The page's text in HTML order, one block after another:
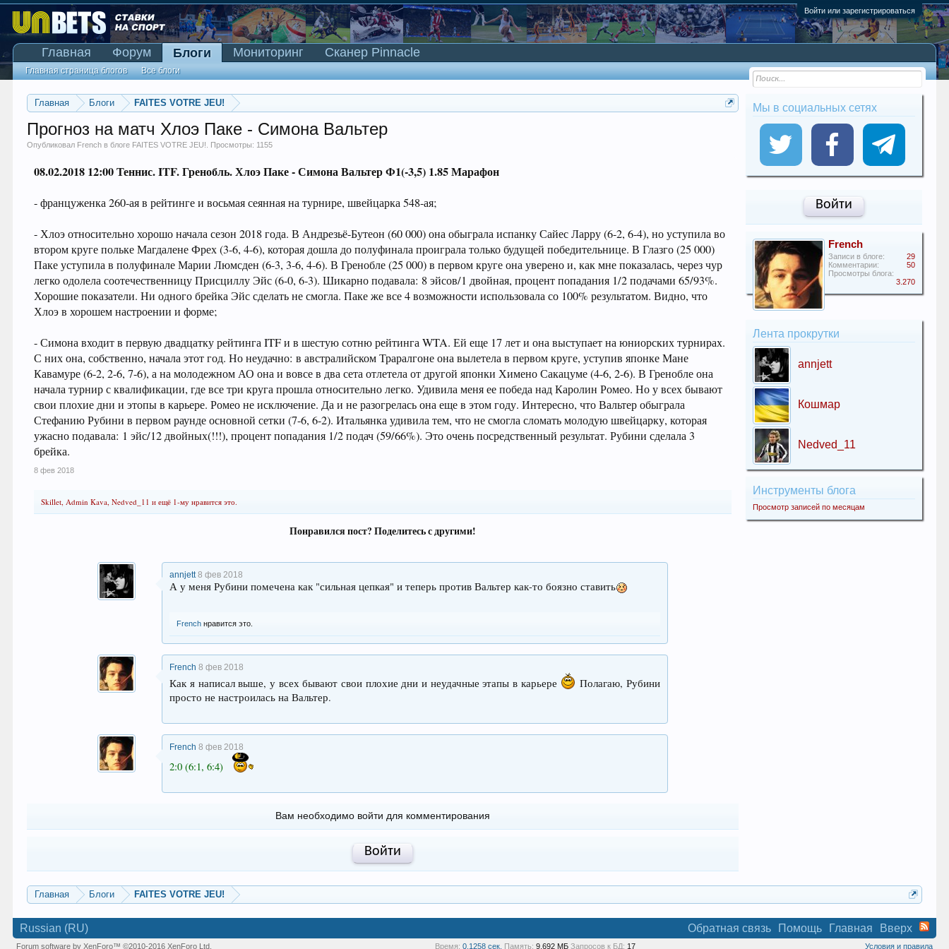
Войти или зарегистрироваться
Главная Блоги FAITES VOTRE JEU!
Прогноз на матч Хлоэ Паке - Симона Вальтер
Опубликовал French в блоге FAITES VOTRE JEU! . Просмотры: 1155
08.02.2018 12:00 Теннис. ITF. Гренобль. Хлоэ Паке - Симона Вальтер Ф1(-3,5) 1.85 Марафон
- француженка 260-ая в рейтинге и восьмая сеянная на турнире, швейцарка 548-ая;
- Хлоэ относительно хорошо начала сезон 2018 года. В Андрезьё-Бутеон (60 000) она обыграла испанку Сайес Ларру (6-2, 6-4), но уступила во
втором круге польке Магдалене Фрех (3-6, 4-6), которая дошла до полуфинала проиграла только будущей победительнице. В Глазго (25 000)
Паке уступила в полуфинале Марии Люмсден (6-3, 3-6, 4-6). В Гренобле (25 000) в первом круге она уверено и, как мне показалась, через чур
легко одолела соотечественницу Присциллу Эйс (6-0, 6-3). Шикарно подавала: 8 эйсов/1 двойная, процент попадания 1/2 подачами 65/93%.
Хорошие показатели. Ни одного брейка Эйс сделать не смогла. Паке же все 4 возможности использовала со 100% результатом. Видно, что
Хлоэ в хорошем настроении и форме;
- Симона входит в первую двадцатку рейтинга ITF и в шестую сотню рейтинга WTA. Ей еще 17 лет и она выступает на юниорских турнирах.
С них она, собственно, начала этот год. Но неудачно: в австралийском Траралгоне она вылетела в первом круге, уступив японке Мане
Кавамуре (6-2, 2-6, 7-6), а на молодежном АО она и вовсе в два сета отлетела от другой японки Химено Сакацуме (4-6, 2-6). В Гренобле она
начала турнир с квалификации, где все три круга прошла относительно легко. Удивила меня ее победа над Каролин Ромео. Но у всех бывают
свои плохие дни и этопы в карьере. Ромео не исключение. Да и не разогрелась она еще в этом году. Интересно, что Вальтер обыграла
Стефанию Рубини в первом раунде основной сетки (7-6, 6-2). Итальянка удивила тем, что не смогла сломать молодую швейцарку, которая
ужасно подавала: 1 эйс/12 двойных(!!!), процент попадания 1/2 подач (59/66%). Это очень посредственный результат. Рубини сделала 3
брейка.
8 фев 2018
Skillet,Admin Kava,Nedved_11 иещё 1-му нравится это.
Понравился пост? Поделитесь с другими!
annjett 8 фев 2018
А у меня Рубини помечена как "сильная цепкая" и теперь против Вальтер как-то боязно ставить
French нравится это.
French 8 фев 2018
Как я написал выше, у всех бывают свои плохие дни и неудачные этапы в карьере
Полагаю, Рубини
просто не настроилась на Вальтер.
French 8 фев 2018
2:0 (6:1, 6:4)
Вам необходимо войти для комментирования
Войти
Мы в социальных сетях
Войти
French
Записи в блоге:
29
Комментарии:
50
Просмотры блога:
3.270
Лента прокрутки
annjett
Кошмар
Nedved_11
Инструменты блога
Просмотр записей по месяцам
Главная Блоги FAITES VOTRE JEU!
Главная Форум Блоги
Главная страница блогов Все блоги
Мониторинг Сканер Pinnacle
Russian (RU) Обратная связь Помощь Главная Вверх
Условия и правила
Forum software by XenForo™©2010-2016 XenForo Ltd. Время: 0,1258 сек. Память: 9,692 МБ Запросов к БД: 17